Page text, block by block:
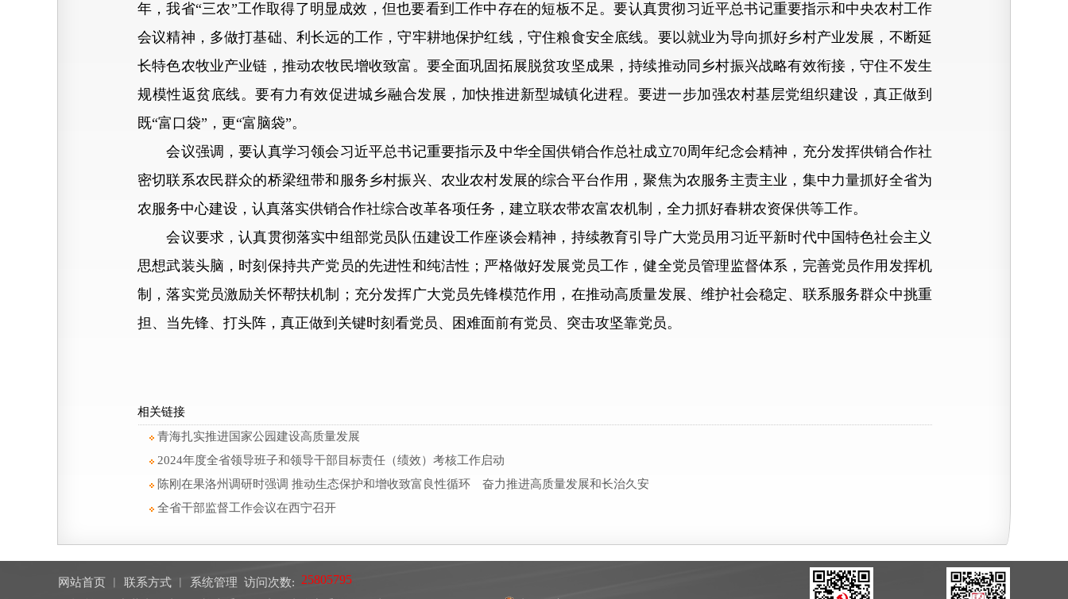
年，我省“三农”工作取得了明显成效，但也要看到工作中存在的短板不足。要认真贯彻习近平总书记重要指示和中央农村工作
会议精神，多做打基础、利长远的工作，守牢耕地保护红线，守住粮食安全底线。要以就业为导向抓好乡村产业发展，不断延
长特色农牧业产业链，推动农牧民增收致富。要全面巩固拓展脱贫攻坚成果，持续推动同乡村振兴战略有效衔接，守住不发生
规模性返贫底线。要有力有效促进城乡融合发展，加快推进新型城镇化进程。要进一步加强农村基层党组织建设，真正做到
既“富口袋”，更“富脑袋”。
会议强调，要认真学习领会习近平总书记重要指示及中华全国供销合作总社成立70周年纪念会精神，充分发挥供销合作社
密切联系农民群众的桥梁纽带和服务乡村振兴、农业农村发展的综合平台作用，聚焦为农服务主责主业，集中力量抓好全省为
农服务中心建设，认真落实供销合作社综合改革各项任务，建立联农带农富农机制，全力抓好春耕农资保供等工作。
会议要求，认真贯彻落实中组部党员队伍建设工作座谈会精神，持续教育引导广大党员用习近平新时代中国特色社会主义
思想武装头脑，时刻保持共产党员的先进性和纯洁性；严格做好发展党员工作，健全党员管理监督体系，完善党员作用发挥机
制，落实党员激励关怀帮扶机制；充分发挥广大党员先锋模范作用，在推动高质量发展、维护社会稳定、联系服务群众中挑重
担、当先锋、打头阵，真正做到关键时刻看党员、困难面前有党员、突击攻坚靠党员。
相关链接
青海扎实推进国家公园建设高质量发展
2024年度全省领导班子和领导干部目标责任（绩效）考核工作启动
陈刚在果洛州调研时强调 推动生态保护和增收致富良性循环 奋力推进高质量发展和长治久安
全省干部监督工作会议在西宁召开
网站首页 联系方式 系统管理 访问次数: